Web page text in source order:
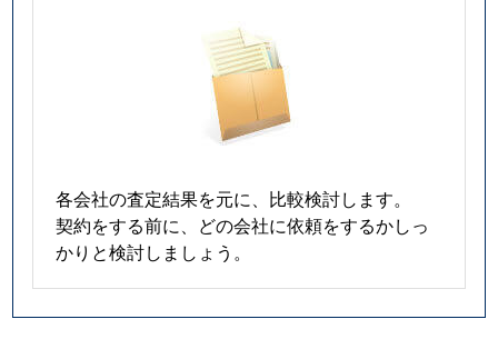
各会社の査定結果を元に、比較検討します。
契約をする前に、どの会社に依頼をするかしっ
かりと検討しましょう。